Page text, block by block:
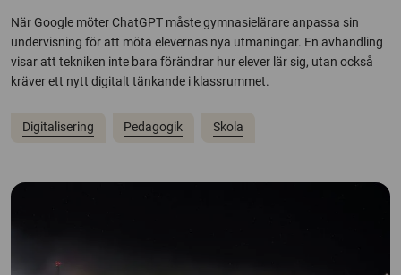
När Google möter ChatGPT måste gymnasielärare anpassa sin
undervisning för att möta elevernas nya utmaningar. En avhandling
visar att tekniken inte bara förändrar hur elever lär sig, utan också
kräver ett nytt digitalt tänkande i klassrummet.
Digitalisering Pedagogik Skola